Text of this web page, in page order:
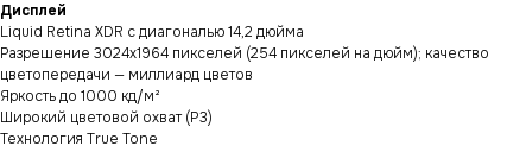
Дисплей
Liquid Retina XDR с диагональю 14,2 дюйма
Разрешение 3024x1964 пикселей (254 пикселей на дюйм); качество
цветопередачи — миллиард цветов
Яркость до 1000 кд/м²
Широкий цветовой охват (P3)
Технология True Tone